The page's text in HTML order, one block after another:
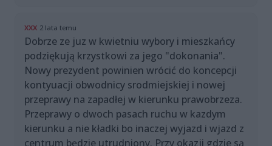
XXX 2 lata temu
Dobrze ze juz w kwietniu wybory i mieszkańcy
podziękują krzystkowi za jego "dokonania".
Nowy prezydent powinien wrócić do koncepcji
kontyuacji obwodnicy srodmiejskiej i nowej
przeprawy na zapadłej w kierunku prawobrzeza.
Przeprawy o dwoch pasach ruchu w kazdym
kierunku a nie kładki bo inaczej wyjazd i wjazd z
centrum będzie utrudniony. Przy okazji gdzie są